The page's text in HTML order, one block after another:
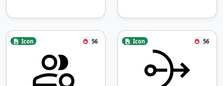
Icon 56 Icon 56